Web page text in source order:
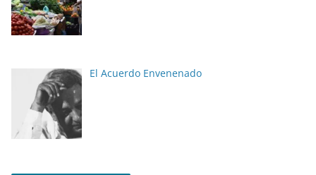
El Acuerdo Envenenado